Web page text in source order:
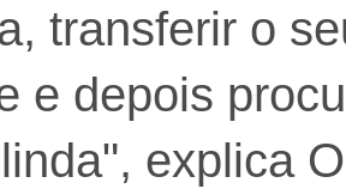
transferir o
e depois
explica